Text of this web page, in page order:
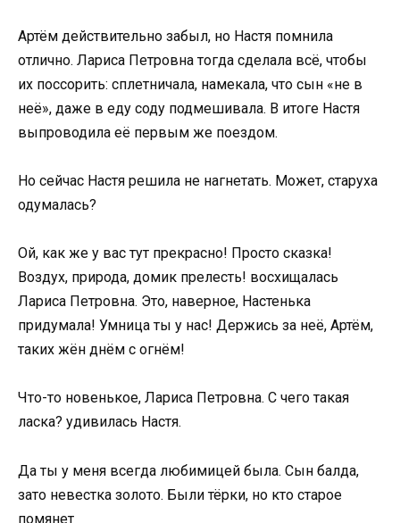
Артём действительно забыл, но Настя помнила
отлично. Лариса Петровна тогда сделала всё, чтобы
их поссорить: сплетничала, намекала, что сын «не в
неё», даже в еду соду подмешивала. В итоге Настя
выпроводила её первым же поездом.
Но сейчас Настя решила не нагнетать. Может, старуха
одумалась?
Ой, как же у вас тут прекрасно! Просто сказка!
Воздух, природа, домик прелесть! восхищалась
Лариса Петровна. Это, наверное, Настенька
придумала! Умница ты у нас! Держись за неё, Артём,
таких жён днём с огнём!
Что-то новенькое, Лариса Петровна. С чего такая
ласка? удивилась Настя.
Да ты у меня всегда любимицей была. Сын балда,
зато невестка золото. Были тёрки, но кто старое
помянет